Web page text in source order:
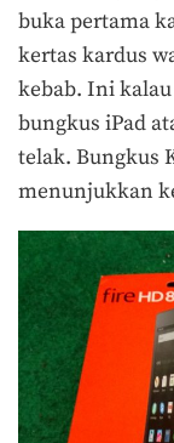
buka pertama
kertas kardus
kebab. Ini
bungkus iPad
telak. Bungkus
menunjukkan